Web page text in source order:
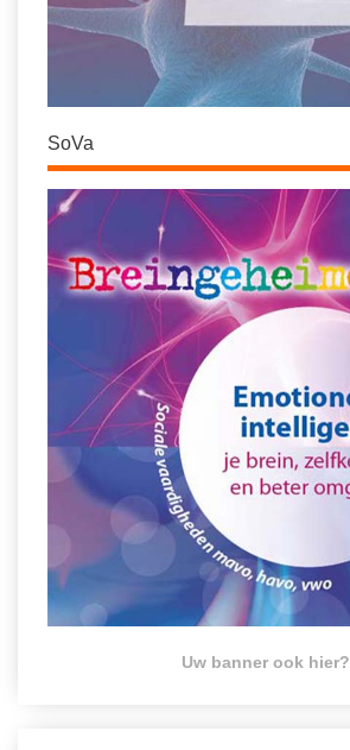
SoVa
Uw banner ook hier?